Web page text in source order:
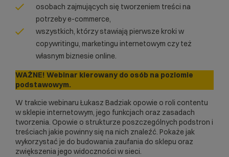
osobach zajmujących się tworzeniem treści na
potrzeby e-commerce,
wszystkich, którzy stawiają pierwsze kroki w
copywritingu, marketingu internetowym czy też
własnym biznesie online.
WAŻNE! Webinar kierowany do osób na poziomie
podstawowym.
W trakcie webinaru Łukasz Badziak opowie o roli contentu
w sklepie internetowym, jego funkcjach oraz zasadach
tworzenia. Opowie o strukturze poszczególnych podstron i
treściach jakie powinny się na nich znaleźć. Pokaże jak
wykorzystać je do budowania zaufania do sklepu oraz
zwiększenia jego widoczności w sieci.